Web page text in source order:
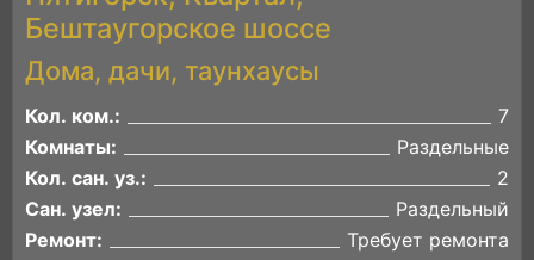
Бештаугорское шоссе
Дома, дачи, таунхаусы
Кол. ком.:
7
Комнаты:
Раздельные
Кол. сан. уз.:
2
Сан. узел:
Раздельный
Ремонт:
Требует ремонта